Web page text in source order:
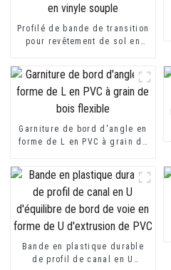
Profilé de bande de transition
pour revêtement de sol en
Garniture de bord d'angle en
forme de L en PVC à grain de
Bande en plastique durable
de profil de canal en U